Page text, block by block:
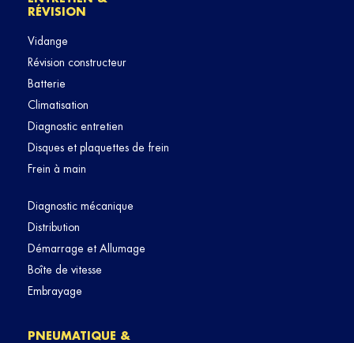
RÉVISION
Vidange
Révision constructeur
Batterie
Climatisation
Diagnostic entretien
Disques et plaquettes de frein
Frein à main
Diagnostic mécanique
Distribution
Démarrage et Allumage
Boîte de vitesse
Embrayage
PNEUMATIQUE &